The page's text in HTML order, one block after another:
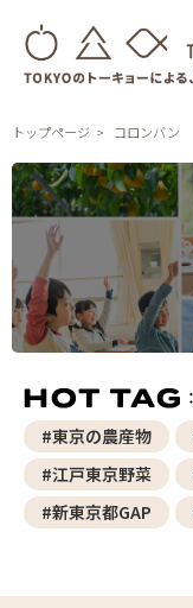
トップページ コロンバン
#東京の農産物
#江戸東京野菜
#新東京都GAP